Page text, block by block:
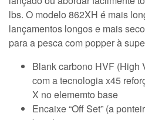
lbs. O modelo 862XH é mais
lançamentos longos e mais
para a pesca com popper à
Blank carbono HVF (High
com a tecnologia x45
X no elememto base
Encaixe “Off Set” (a